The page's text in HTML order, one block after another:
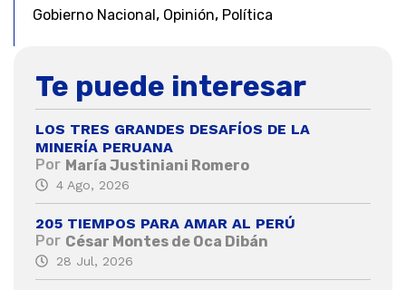
Gobierno Nacional , Opinión, Política
Te puede interesar
LOS TRES GRANDES DESAFÍOS DE LA
MINERÍA PERUANA
Por María Justiniani Romero
4 Ago, 2026
205 TIEMPOS PARA AMAR AL PERÚ
Por César Montes de Oca Dibán
28 Jul, 2026